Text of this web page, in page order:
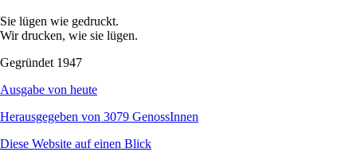
Sie lügen wie gedruckt.
Wir drucken, wie sie lügen.
Gegründet 1947
Ausgabe von heute
Herausgegeben von 3079 GenossInnen
Diese Website auf einen Blick